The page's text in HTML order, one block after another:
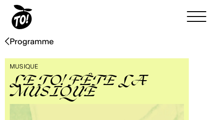
Programme
MUSIQUE
LE TO! FÊTE LA
MUSIQUE